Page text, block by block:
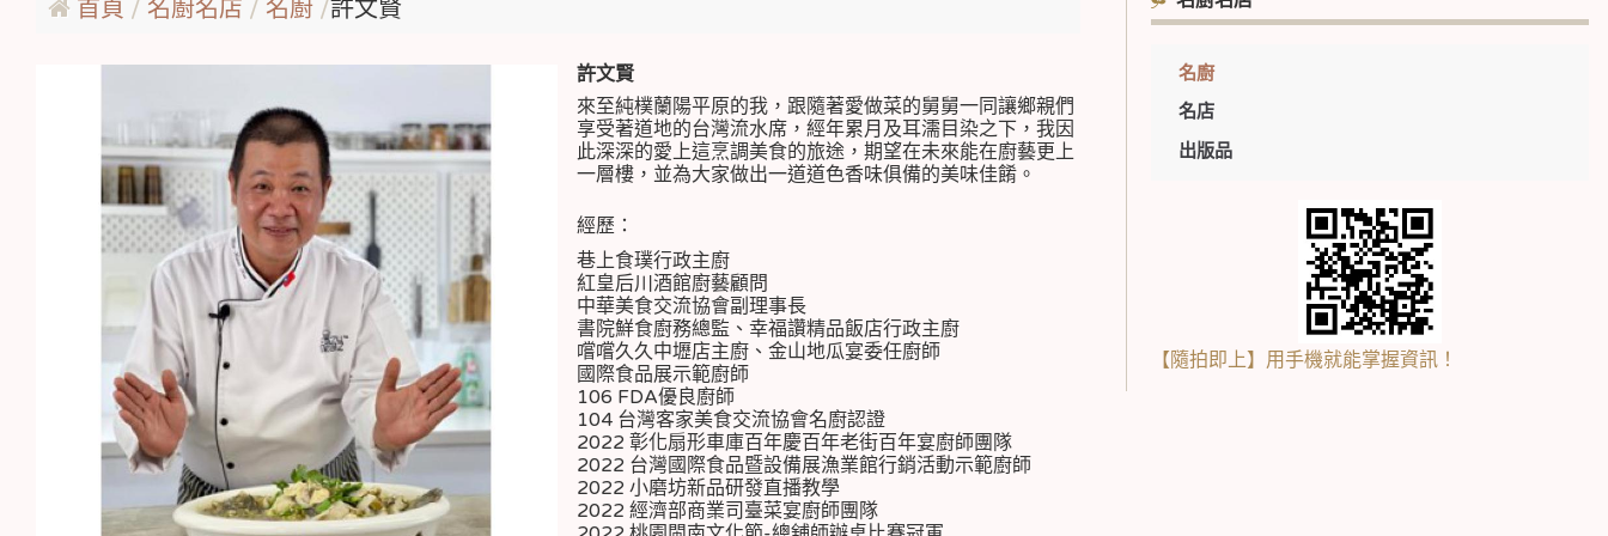
名廚
名店
出版品
【隨拍即上】用手機就能掌握資訊！
首頁 名廚名店 名廚 許文賢
許文賢
來至純樸蘭陽平原的我，跟隨著愛做菜的舅舅一同讓鄉親們
享受著道地的台灣流水席，經年累月及耳濡目染之下，我因
此深深的愛上這烹調美食的旅途，期望在未來能在廚藝更上
一層樓，並為大家做出一道道色香味俱備的美味佳餚。
經歷：
巷上食璞行政主廚
紅皇后川酒館廚藝顧問
中華美食交流協會副理事長
書院鮮食廚務總監、幸福讚精品飯店行政主廚
嚐嚐久久中壢店主廚、金山地瓜宴委任廚師
國際食品展示範廚師
106 FDA優良廚師
104 台灣客家美食交流協會名廚認證
2022 彰化扇形車庫百年慶百年老街百年宴廚師團隊
2022 台灣國際食品暨設備展漁業館行銷活動示範廚師
2022 小磨坊新品研發直播教學
2022 經濟部商業司臺菜宴廚師團隊